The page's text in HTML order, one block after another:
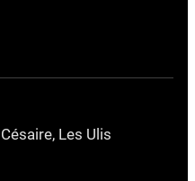
Les Ulis